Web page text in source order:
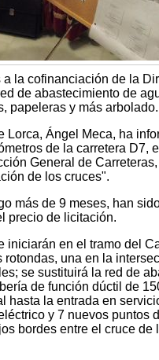
la cofinanciación de la
de abastecimiento de
papeleras y más arbolado.
Lorca, Ángel Meca, ha
de la carretera D7,
General de
de los cruces".
más de 9 meses, han
precio de licitación.
iniciarán en el tramo del
una en la
se sustituirá la red de
de función dúctil de
hasta la entrada en
y 7 nuevos puntos
bordes entre el cruce de